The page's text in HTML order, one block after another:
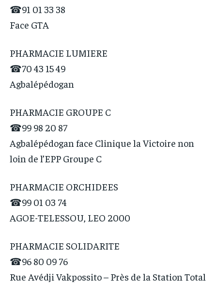
☎91 01 33 38
Face GTA
PHARMACIE LUMIERE
☎70 43 15 49
Agbalépédogan
PHARMACIE GROUPE C
☎99 98 20 87
Agbalépédogan face Clinique la Victoire non
loin de l’EPP Groupe C
PHARMACIE ORCHIDEES
☎99 01 03 74
AGOE-TELESSOU, LEO 2000
PHARMACIE SOLIDARITE
☎96 80 09 76
Rue Avédji Vakpossito – Près de la Station Total